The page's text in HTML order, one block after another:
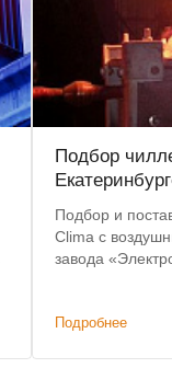
Подбор
Подбор и
Clima с
завода
Подробнее